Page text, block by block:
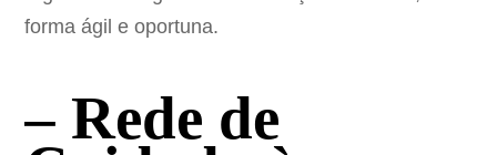
forma ágil e oportuna.
– Rede de